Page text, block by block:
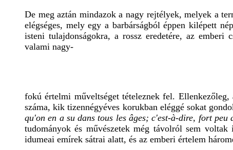
De meg aztán mindazok a nagy rejtélyek, melyek a
elégséges, mely egy a barbárságból éppen kilépett
isteni tulajdonságokra, a rossz eredetére, az emberi
valami nagy-
fokú értelmi műveltséget tételeznek fel.
száma, kik tizennégyéves korukban eléggé sokat
qu'on en a su dans tous les âges; c'est-à-dire, fort peu
tudományok és művészetek még távolról sem voltak
idumeai emírek sátrai alatt, és az emberi értelem